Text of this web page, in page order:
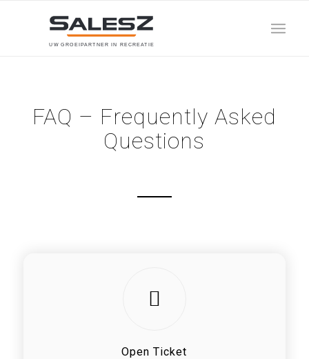
U W G RO E PA RT N E R N R EC R EAT E
FAQ – Frequently Asked
Questions
Open Ticket